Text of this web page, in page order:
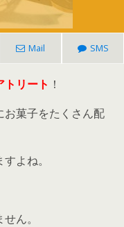
Mail SMS
トリート ！
お菓子をたくさん配
よね。
ん。